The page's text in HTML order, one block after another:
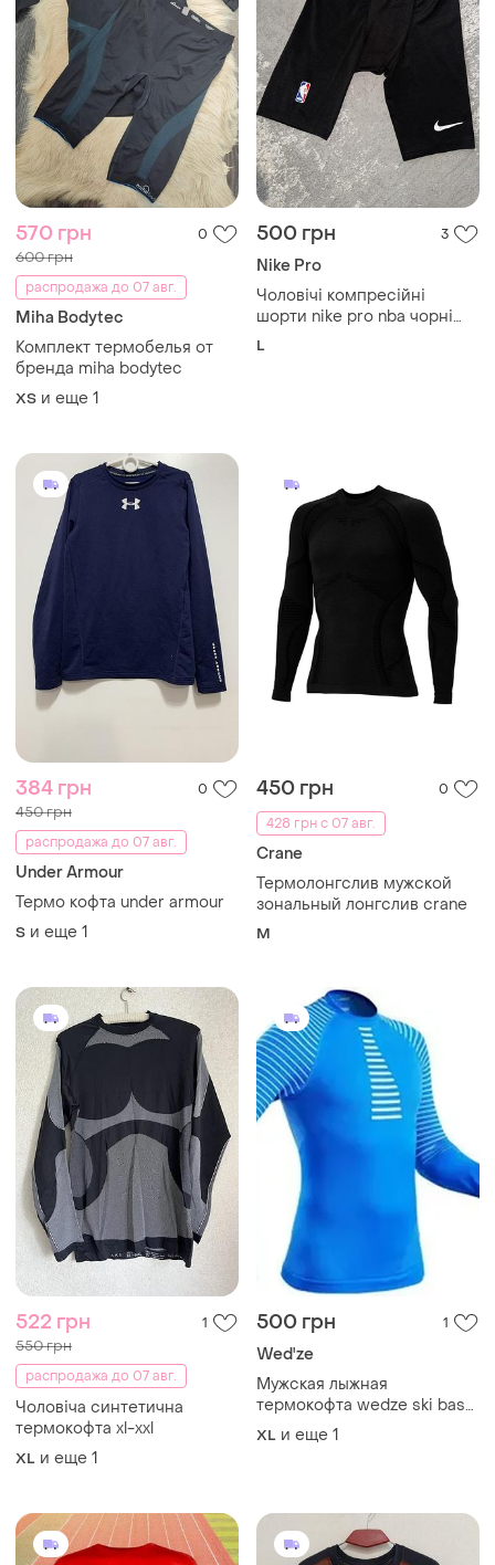
570 грн 0
600 грн
распродажа до 07 авг.
Miha Bodytec
Комплект термобелья от
бренда miha bodytec
XS и еще 1
500 грн 3
Nike Pro
Чоловічі компресійні
шорти nike pro nba чорні
тайтси l
L
384 грн 0
450 грн
распродажа до 07 авг.
Under Armour
Термо кофта under armour
S и еще 1
450 грн
0
428 грн с 07 авг.
Crane
Термолонгслив мужской
зональный лонгслив crane
M
522 грн 1
550 грн
распродажа до 07 авг.
Чоловіча синтетична
термокофта xl-xxl
XL и еще 1
500 грн 1
Wed'ze
Мужская лыжная
термокофта wedze ski base
layer top 900 (x-warm) от
бренда decathlon.
XL и еще 1